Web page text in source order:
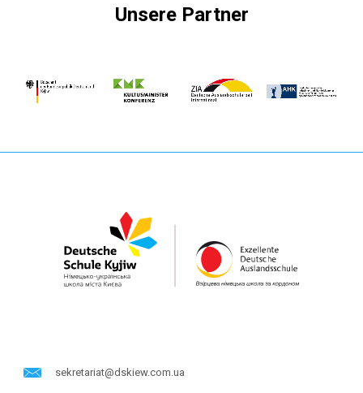
Unsere Partner
sekretariat@dskiew.com.ua